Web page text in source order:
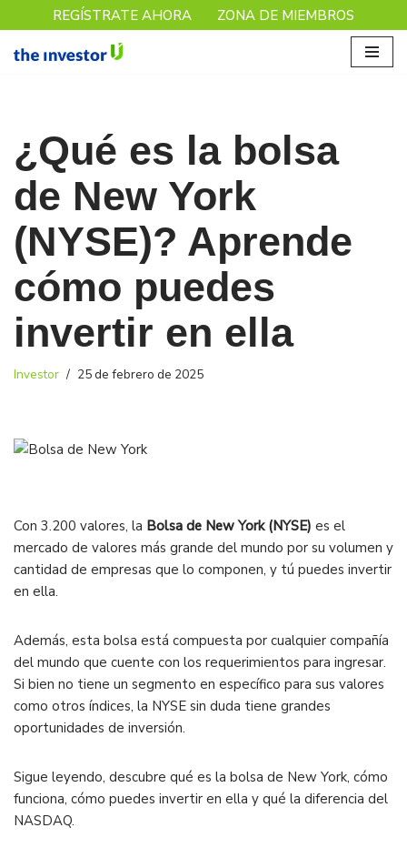
Saltar
REGÍSTRATE AHORA ZONA DE MIEMBROS
¿Qué es la bolsa
de New York
(NYSE)? Aprende
cómo puedes
invertir en ella
Investor 25 de febrero de 2025
Con 3.200 valores, la Bolsa de New York (NYSE) es el
mercado de valores más grande del mundo por su volumen y
cantidad de empresas que lo componen, y tú puedes invertir
en ella.
Además, esta bolsa está compuesta por cualquier compañía
del mundo que cuente con los requerimientos para ingresar.
Si bien no tiene un segmento en específico para sus valores
como otros índices, la NYSE sin duda tiene grandes
oportunidades de inversión.
Sigue leyendo, descubre qué es la bolsa de New York, cómo
funciona, cómo puedes invertir en ella y qué la diferencia del
NASDAQ.